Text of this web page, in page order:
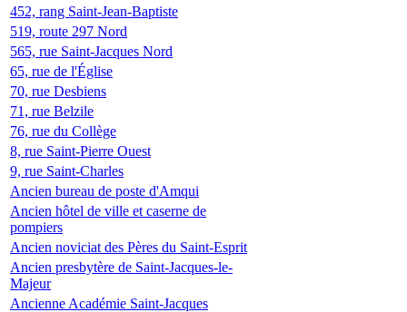
452, rang Saint-Jean-Baptiste
519, route 297 Nord
565, rue Saint-Jacques Nord
65, rue de l'Église
70, rue Desbiens
71, rue Belzile
76, rue du Collège
8, rue Saint-Pierre Ouest
9, rue Saint-Charles
Ancien bureau de poste d'Amqui
Ancien hôtel de ville et caserne de
pompiers
Ancien noviciat des Pères du Saint-Esprit
Ancien presbytère de Saint-Jacques-le-
Majeur
Ancienne Académie Saint-Jacques